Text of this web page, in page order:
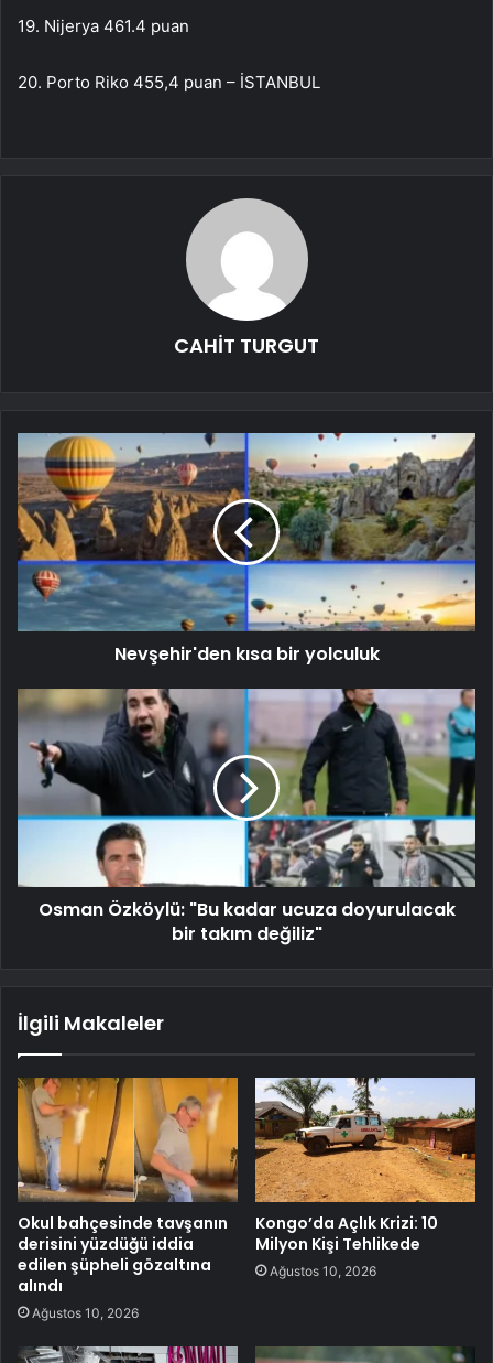
19. Nijerya 461.4 puan
20. Porto Riko 455,4 puan – İSTANBUL
CAHİT TURGUT
Nevşehir'den kısa bir yolculuk
Osman Özköylü: "Bu kadar ucuza doyurulacak
bir takım değiliz"
İlgili Makaleler
Okul bahçesinde tavşanın
derisini yüzdüğü iddia
edilen şüpheli gözaltına
alındı
Ağustos 10, 2026
Kongo’da Açlık Krizi: 10
Milyon Kişi Tehlikede
Ağustos 10, 2026